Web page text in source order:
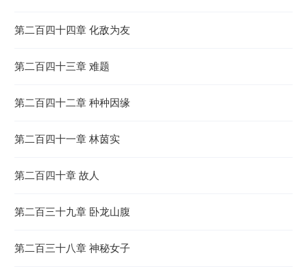
第二百四十四章 化敌为友
第二百四十三章 难题
第二百四十二章 种种因缘
第二百四十一章 林茵实
第二百四十章 故人
第二百三十九章 卧龙山腹
第二百三十八章 神秘女子